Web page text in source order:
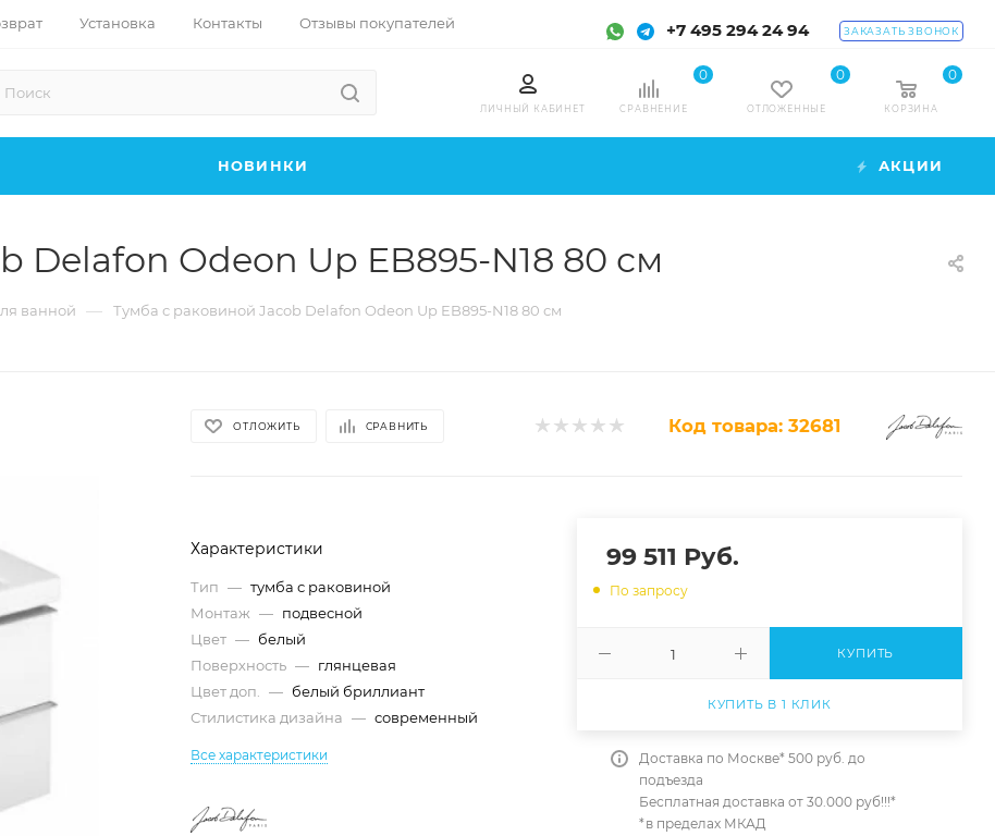
Установка Контакты Отзывы покупателей +7 495 294 24 94 ЗАКАЗАТЬ ЗВОНОК
ЛИЧНЫЙ КАБИНЕТ СРАВНЕНИЕ
0
ОТЛОЖЕННЫЕ
0
КОРЗИНА
0
НОВИНКИ АКЦИИ
Delafon Odeon Up EB895-N18 80 см
ванной — Тумба с раковиной Jacob Delafon Odeon Up EB895-N18 80 см
ОТЛОЖИТЬ СРАВНИТЬ Код товара: 32681
Характеристики
Тип — тумба с раковиной
Монтаж — подвесной
Цвет — белый
Поверхность — глянцевая
Цвет доп.
— белый бриллиант
Стилистика дизайна — современный
Все характеристики
99 511 Руб.
По запросу
КУПИТЬ
КУПИТЬ В 1 КЛИК
Доставка по Москве* 500 руб. до
подъезда
Бесплатная доставка от 30.000 руб!!!*
*в пределах МКАД